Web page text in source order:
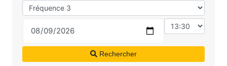
Rechercher